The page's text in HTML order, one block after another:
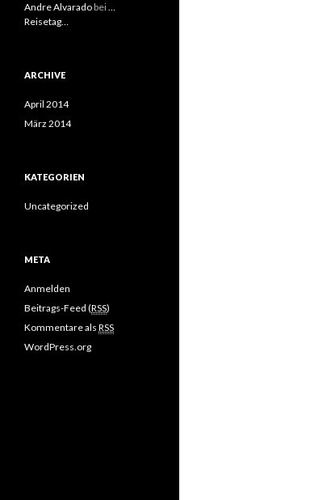
Andre Alvaradobei…
Reisetag…
ARCHIVE
April 2014
März 2014
KATEGORIEN
Uncategorized
META
Anmelden
Beitrags-Feed (RSS)
Kommentare als RSS
WordPress.org